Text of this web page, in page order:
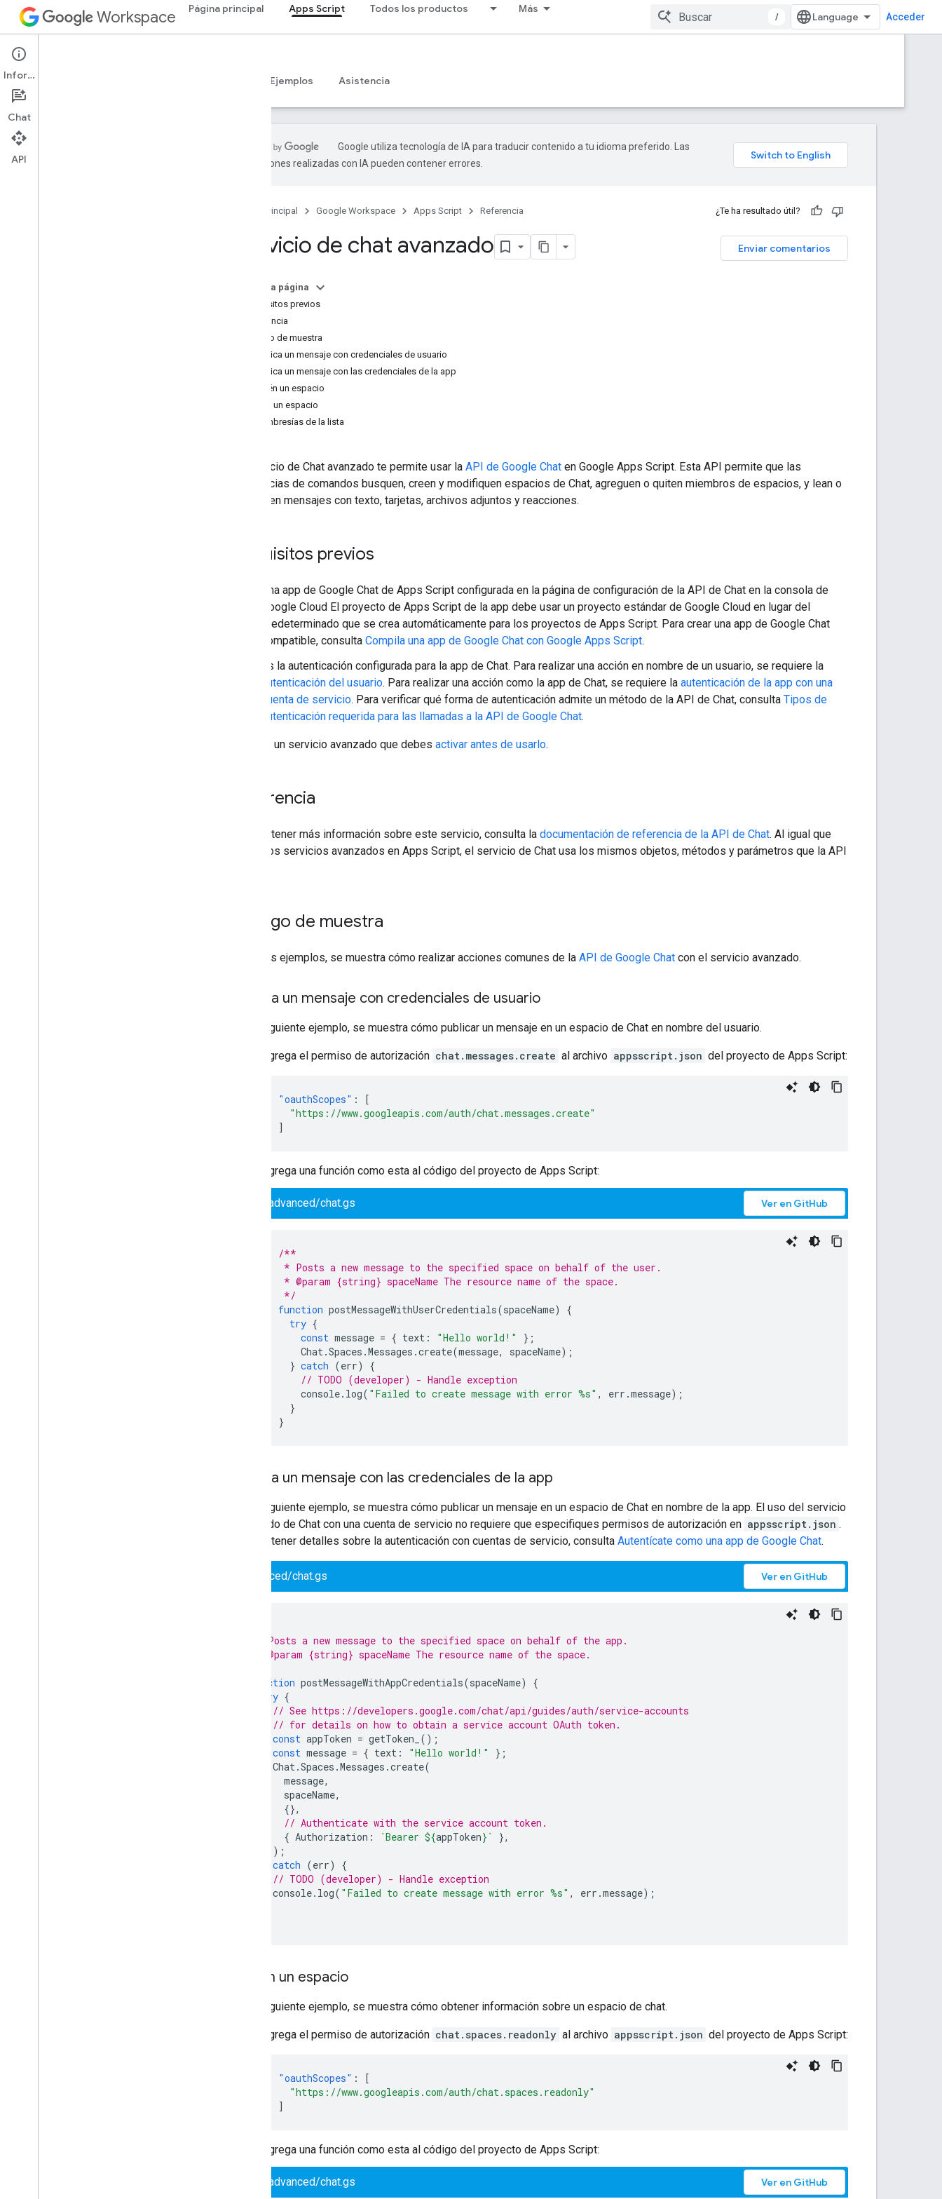
Workspace Página principal Apps Script Todos los productos Más
/ Acceder
Apps Script
Descripción general Ejemplos Asistencia
Google utiliza tecnología de IA para traducir contenido a tu idioma preferido. Las
traducciones realizadas con IA pueden contener errores.
Página principal Google Workspace Apps Script Referencia ¿Te ha resultado útil?
Enviar comentarios
Servicio de chat avanzado
En esta página
Requisitos previos
Referencia
Código de muestra
Publica un mensaje con credenciales de usuario
Publica un mensaje con las credenciales de la app
Obtén un espacio
Crea un espacio
Membresías de la lista
El servicio de Chat avanzado te permite usar la API de Google Chat en Google Apps Script. Esta API permite que las
secuencias de comandos busquen, creen y modifiquen espacios de Chat, agreguen o quiten miembros de espacios, y lean o
publiquen mensajes con texto, tarjetas, archivos adjuntos y reacciones.
Requisitos previos
Una app de Google Chat de Apps Script configurada en la página de configuración de la API de Chat en la consola de
Google Cloud El proyecto de Apps Script de la app debe usar un proyecto estándar de Google Cloud en lugar del
predeterminado que se crea automáticamente para los proyectos de Apps Script. Para crear una app de Google Chat
compatible, consulta Compila una app de Google Chat con Google Apps Script.
Es la autenticación configurada para la app de Chat. Para realizar una acción en nombre de un usuario, se requiere la
autenticación del usuario. Para realizar una acción como la app de Chat, se requiere la autenticación de la app con una
cuenta de servicio. Para verificar qué forma de autenticación admite un método de la API de Chat, consulta Tipos de
autenticación requerida para las llamadas a la API de Google Chat.
Este es un servicio avanzado que debes activar antes de usarlo.
Referencia
Para obtener más información sobre este servicio, consulta la documentación de referencia de la API de Chat. Al igual que
todos los servicios avanzados en Apps Script, el servicio de Chat usa los mismos objetos, métodos y parámetros que la API
Código de muestra
En estos ejemplos, se muestra cómo realizar acciones comunes de la API de Google Chat con el servicio avanzado.
Publica un mensaje con credenciales de usuario
En el siguiente ejemplo, se muestra cómo publicar un mensaje en un espacio de Chat en nombre del usuario.
Agrega el permiso de autorización chat.messages.create al archivo appsscript.json del proyecto de Apps Script:
"oauthScopes" :
[
"https://www.googleapis.com/auth/chat.messages.create"
]
Agrega una función como esta al código del proyecto de Apps Script:
advanced/chat.gs Ver en GitHub
/**
* Posts a new message to the specified space on behalf of the user.
* @param {string} spaceName The resource name of the space.
*/
function postMessageWithUserCredentials(spaceName)
{
try {
const message = { text : "Hello world!"
};
Chat.Spaces .Messages .create(message, spaceName);
} catch (err)
{
// TODO (developer) - Handle exception
console. log( "Failed to create message with error %s" , err .message);
}
}
Publica un mensaje con las credenciales de la app
En el siguiente ejemplo, se muestra cómo publicar un mensaje en un espacio de Chat en nombre de la app. El uso del servicio
avanzado de Chat con una cuenta de servicio no requiere que especifiques permisos de autorización en appsscript.json .
Para obtener detalles sobre la autenticación con cuentas de servicio, consulta Autentícate como una app de Google Chat.
advanced/chat.gs Ver en GitHub
* Posts a new message to the specified space on behalf of the app.
* @param {string} spaceName The resource name of the space.
function postMessageWithAppCredentials(spaceName)
{
try {
// See https://developers.google.com/chat/api/guides/auth/service-accounts
// for details on how to obtain a service account OAuth token.
const appToken = getToken_ ();
const message = { text : "Hello world!"
};
Chat.Spaces .Messages .create(
message,
spaceName,
{},
// Authenticate with the service account token.
{ Authorization : `Bearer ${appToken} `
},
);
catch (err)
{
// TODO (developer) - Handle exception
console. log( "Failed to create message with error %s" , err .message);
Obtén un espacio
En el siguiente ejemplo, se muestra cómo obtener información sobre un espacio de chat.
Agrega el permiso de autorización chat.spaces.readonly al archivo appsscript.json del proyecto de Apps Script:
"oauthScopes" :
[
"https://www.googleapis.com/auth/chat.spaces.readonly"
]
Agrega una función como esta al código del proyecto de Apps Script:
advanced/chat.gs Ver en GitHub
Información
Chat
API